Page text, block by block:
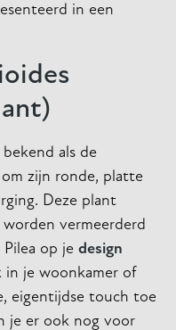
in een
als de
zijn ronde, platte
Deze plant
vermeerderd
op je design
in je woonkamer of
eigentijdse touch toe
je er ook nog voor